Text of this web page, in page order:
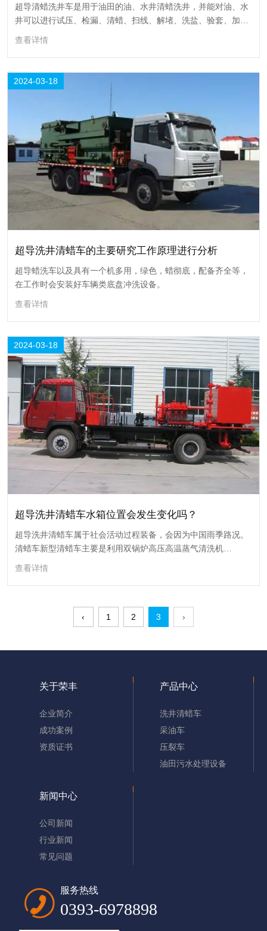
超导洗井清蜡车的洗井注意安全事项
超导清蜡洗井车是用于油田的油、水井清蜡洗井，并能对油、水井可以进
行试压、检漏、清蜡、扫线、解堵、洗盐、验套、加药、蒸汽通过作业刺
18
2024-03
超导蜡洗车以及具有一个机多用，绿色，蜡彻底，配备齐全等，在工作时
会安装好车辆类底盘冲洗设备。
查看详情
18
2024-03
超导洗井清蜡车属于社会活动过程装备，会因为中国雨季路况。清蜡车新
蒸气清除油管和输油管中结蜡的作业。
超导清蜡洗井车是用于油田的油、水井清蜡洗井，并能对油、水
井可以进行试压、检漏、清蜡、扫线、解堵、洗盐、验套、加
药、蒸汽通过作业刺洗、洗井等功能
查看详情
2024-03-18
超导洗井清蜡车的主要研究工作原理进行分析
超导蜡洗车以及具有一个机多用，绿色，蜡彻底，配备齐全等，
在工作时会安装好车辆类底盘冲洗设备。
查看详情
2024-03-18
超导洗井清蜡车水箱位置会发生变化吗？
超导洗井清蜡车属于社会活动过程装备，会因为中国雨季路况。
清蜡车新型清蜡车主要是利用双锅炉高压高温蒸气清洗机
(TW182)产生的高温高压蒸气清除油管和输油管中结蜡的作业。
查看详情
‹ 1 2 3 ›
关于荣丰
企业简介
成功案例
资质证书
产品中心
洗井清蜡车
采油车
压裂车
油田污水处理设备
新闻中心
公司新闻
行业新闻
常见问题
服务热线
0393-6978898